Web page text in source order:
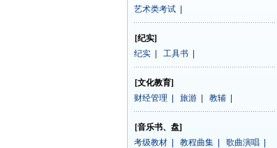
艺术类考试
[纪实]
纪实
工具书
[文化教育]
财经管理
旅游 教辅
[音乐书、盘]
考级教材
教程曲集 歌曲演唱